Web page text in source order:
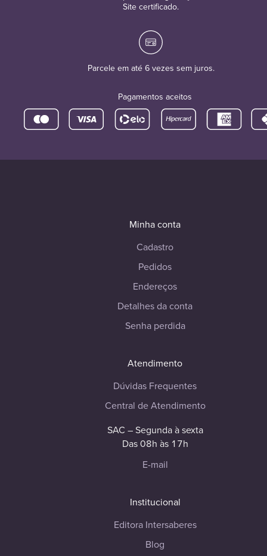
Site certificado.
Parcele em até 6 vezes sem juros.
Pagamentos aceitos
Minha conta
Cadastro
Pedidos
Endereços
Detalhes da conta
Senha perdida
Atendimento
Dúvidas Frequentes
Central de Atendimento
SAC – Segunda à sexta
Das 08h às 17h
E-mail
Institucional
Editora Intersaberes
Blog